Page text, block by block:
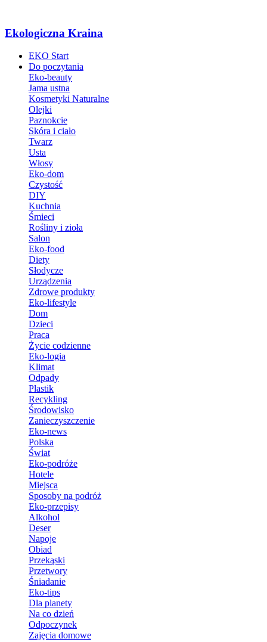
Ekologiczna Kraina
EKO Start
Do poczytania
Eko-beauty
Jama ustna
Kosmetyki Naturalne
Olejki
Paznokcie
Skóra i ciało
Twarz
Usta
Włosy
Eko-dom
Czystość
DIY
Kuchnia
Śmieci
Rośliny i zioła
Salon
Eko-food
Diety
Słodycze
Urządzenia
Zdrowe produkty
Eko-lifestyle
Dom
Dzieci
Praca
Życie codzienne
Eko-logia
Klimat
Odpady
Plastik
Recykling
Środowisko
Zanieczyszczenie
Eko-news
Polska
Świat
Eko-podróże
Hotele
Miejsca
Sposoby na podróż
Eko-przepisy
Alkohol
Deser
Napoje
Obiad
Przekąski
Przetwory
Śniadanie
Eko-tips
Dla planety
Na co dzień
Odpoczynek
Zajęcia domowe